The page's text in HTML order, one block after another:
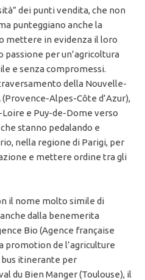
dei punti vendita, che non
punteggiano anche la
mettere in evidenza il loro
passione per un’agricoltura
e senza compromessi.
della Nouvelle-
Alpes-Côte d’Azur),
Loire e Puy-de-Dome verso
stanno pedalando e
nella regione di Parigi, per
e mettere ordine tra gli
il nome molto simile di
dalla benemerita
Bio (Agence française
promotion de l’agriculture
bus itinerante per
du Bien Manger (Toulouse), il